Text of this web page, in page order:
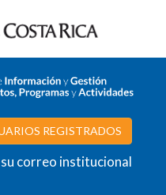
REGISTRADOS
correo institucional